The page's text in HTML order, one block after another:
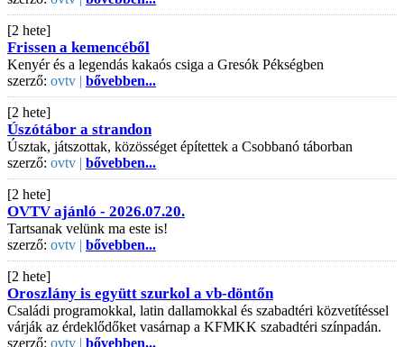
[2 hete]
Frissen a kemencéből
Kenyér és a legendás kakaós csiga a Gresók Pékségben
szerző: ovtv | bővebben...
[2 hete]
Úszótábor a strandon
Úsztak, játszottak, közösséget építettek a Csobbanó táborban
szerző: ovtv | bővebben...
[2 hete]
OVTV ajánló - 2026.07.20.
Tartsanak velünk ma este is!
szerző: ovtv | bővebben...
[2 hete]
Oroszlány is együtt szurkol a vb-döntőn
Családi programokkal, latin dallamokkal és szabadtéri közvetítéssel
várják az érdeklődőket vasárnap a KFMKK szabadtéri színpadán.
szerző: ovtv | bővebben...